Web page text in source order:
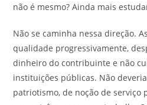
não é mesmo? Ainda mais
Não se caminha nessa direção.
qualidade progressivamente,
dinheiro do contribuinte e não
instituições públicas. Não
patriotismo, de noção de serviço